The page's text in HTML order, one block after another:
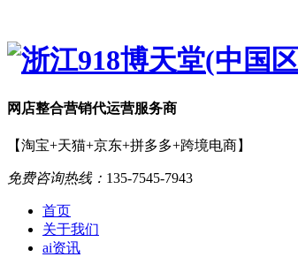
网店整合营销代运营服务商
【淘宝+天猫+京东+拼多多+跨境电商】
免费咨询热线： 135-7545-7943
首页
关于我们
ai资讯